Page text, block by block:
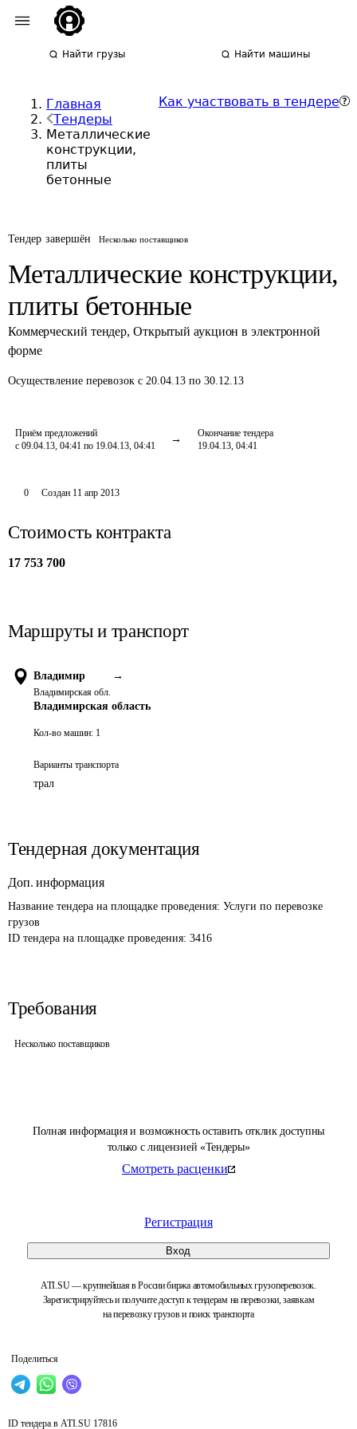
Найти грузы Найти машины
Главная
Тендеры
Металлические
конструкции,
плиты
бетонные
Как участвовать в тендере
Тендер завершён Несколько поставщиков
Металлические конструкции,
плиты бетонные
Коммерческий тендер, Открытый аукцион в электронной
форме
Осуществление перевозок с 20.04.13 по 30.12.13
Приём предложений
с 09.04.13, 04:41 по 19.04.13, 04:41
Окончание тендера
19.04.13, 04:41
Полная информация и возможность оставить отклик доступны
только с лицензией «Тендеры»
Смотреть расценки
Регистрация
Вход
ATI.SU — крупнейшая в России биржа автомобильных грузоперевозок.
Зарегистрируйтесь и получите доступ к тендерам на перевозки, заявкам
на перевозку грузов и поиск транспорта
Поделиться
0 Создан 11 апр 2013
Стоимость контракта
17 753 700
Маршруты и транспорт
Владимир →
Владимирская обл.
Владимирская область
Кол-во машин: 1
Варианты транспорта
трал
Тендерная документация
Доп. информация
Название тендера на площадке проведения: Услуги по перевозке
грузов
ID тендера на площадке проведения: 3416
Требования
Несколько поставщиков
ID тендера в ATI.SU 17816